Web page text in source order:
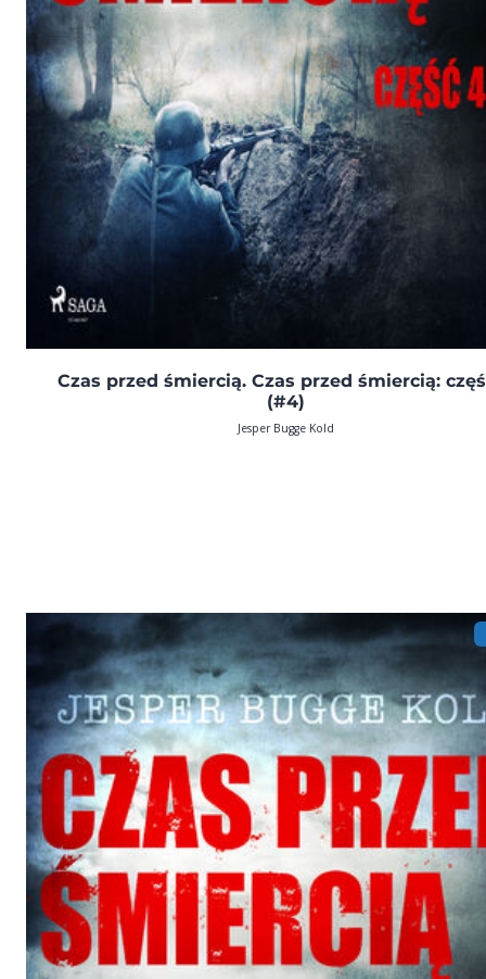
Czas przed śmiercią. Czas przed śmiercią:
(#4)
Jesper Bugge Kold